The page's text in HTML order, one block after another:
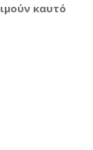
καυτό